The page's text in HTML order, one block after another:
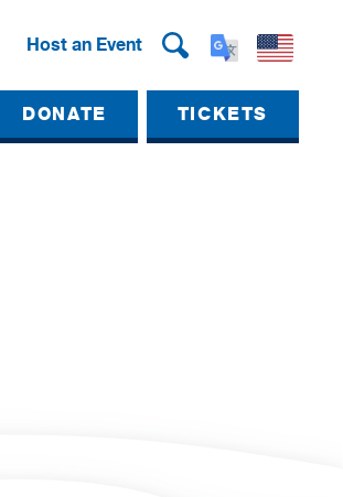
Host an Event
DONATE TICKETS